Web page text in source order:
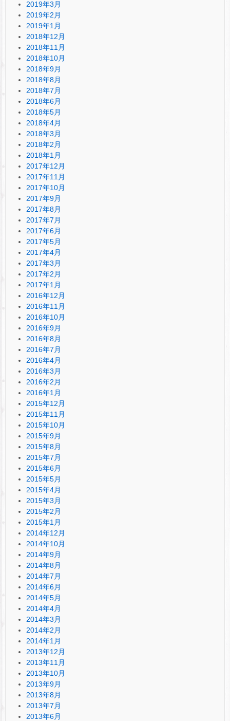
2019年3月
2019年2月
2019年1月
2018年12月
2018年11月
2018年10月
2018年9月
2018年8月
2018年7月
2018年6月
2018年5月
2018年4月
2018年3月
2018年2月
2018年1月
2017年12月
2017年11月
2017年10月
2017年9月
2017年8月
2017年7月
2017年6月
2017年5月
2017年4月
2017年3月
2017年2月
2017年1月
2016年12月
2016年11月
2016年10月
2016年9月
2016年8月
2016年7月
2016年4月
2016年3月
2016年2月
2016年1月
2015年12月
2015年11月
2015年10月
2015年9月
2015年8月
2015年7月
2015年6月
2015年5月
2015年4月
2015年3月
2015年2月
2015年1月
2014年12月
2014年10月
2014年9月
2014年8月
2014年7月
2014年6月
2014年5月
2014年4月
2014年3月
2014年2月
2014年1月
2013年12月
2013年11月
2013年10月
2013年9月
2013年8月
2013年7月
2013年6月